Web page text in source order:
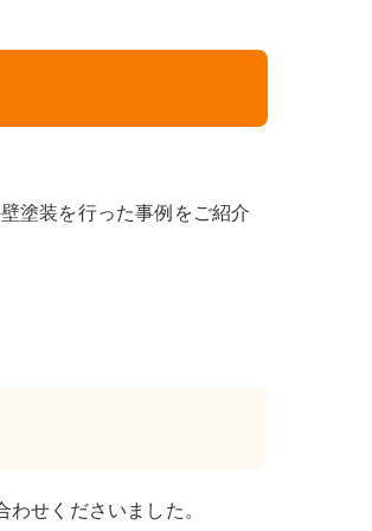
塗装を行った事例をご紹介
せくださいました。